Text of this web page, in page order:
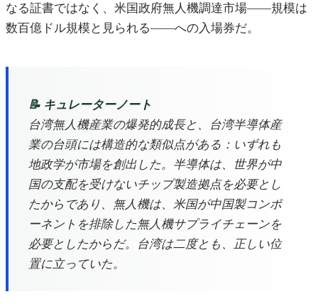
なる証書ではなく、米国政府無人機調達市場——規模は
数百億ドル規模と見られる——への入場券だ。
📝 キュレーターノート
台湾無人機産業の爆発的成長と、台湾半導体産
業の台頭には構造的な類似点がある：いずれも
地政学が市場を創出した。半導体は、世界が中
国の支配を受けないチップ製造拠点を必要とし
たからであり、無人機は、米国が中国製コンポ
ーネントを排除した無人機サプライチェーンを
必要としたからだ。台湾は二度とも、正しい位
置に立っていた。